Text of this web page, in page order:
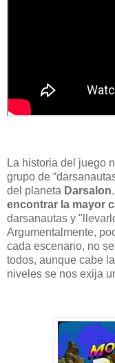
La historia del juego
grupo de
del planeta Darsalon
encontrar la mayor
darsanautas y
Argumentalmente,
cada escenario, no
todos, aunque cabe
niveles se nos exija